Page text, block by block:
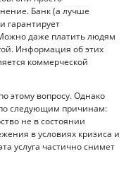
Банк (а лучше
гарантирует
даже платить людям
Информация об этих
коммерческой
этому вопросу. Однако
следующим причинам:
не в состоянии
в условиях кризиса и
услуга частично снимет